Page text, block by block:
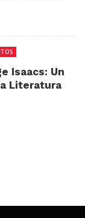
Isaacs: Un
Literatura